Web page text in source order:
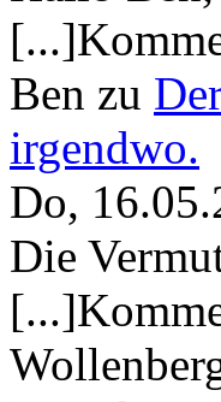
Ben zu
irgendwo.
Do,
Die